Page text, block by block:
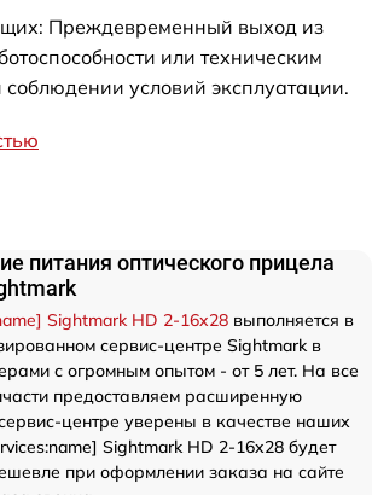
Преждевременный выход из
или техническим
условий эксплуатации.
питания оптического прицела
Sightmark HD 2-16x28 выполняется в
сервис-центре Sightmark в
с огромным опытом - от 5 лет. На все
предоставляем расширенную
центре уверены в качестве наших
Sightmark HD 2-16x28 будет
при оформлении заказа на сайте